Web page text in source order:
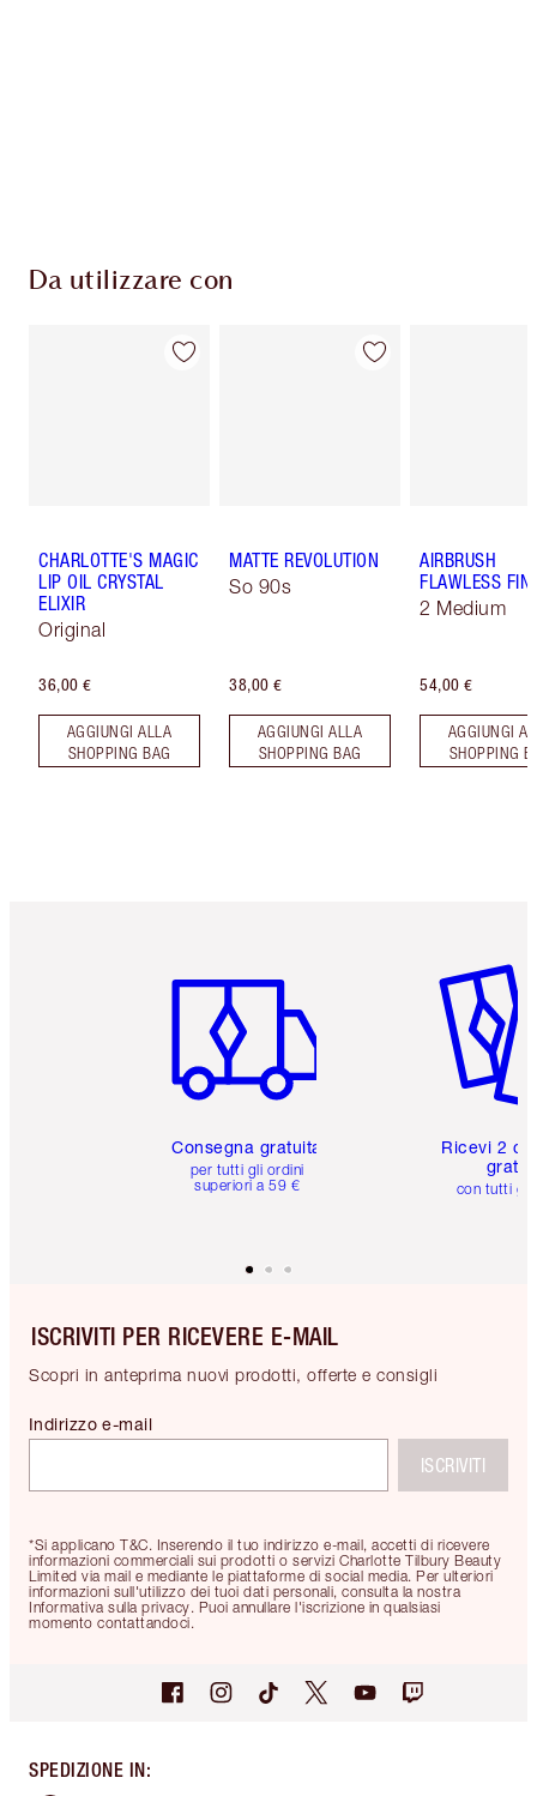
Da utilizzare con
CHARLOTTE'S MAGIC
LIP OIL CRYSTAL
ELIXIR
Original
36,00 €
AGGIUNGI ALLA
SHOPPING BAG
MATTE REVOLUTION
So 90s
38,00 €
AGGIUNGI ALLA
SHOPPING BAG
AIRBRUSH
FLAWLESS
2 Medium
54,00 €
AGGIUNGI
SHOPPING
Consegna gratuita
per tutti gli ordini
superiori a 59 €
Ricevi 2
con tutti gli
ISCRIVITI PER RICEVERE E-MAIL
Scopri in anteprima nuovi prodotti, offerte e consigli
*Si applicano T&C. Inserendo il tuo indirizzo e-mail, accetti di ricevere
informazioni commerciali sui prodotti o servizi Charlotte Tilbury Beauty
Limited via mail e mediante le piattaforme di social media. Per ulteriori
informazioni sull'utilizzo dei tuoi dati personali, consulta la nostra
Informativa sulla privacy. Puoi annullare l'iscrizione in qualsiasi
momento contattandoci.
Indirizzo e-mail
ISCRIVITI
SPEDIZIONE IN: